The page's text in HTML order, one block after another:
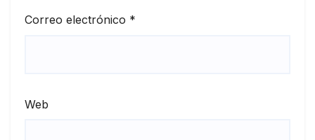
Correo electrónico *
Web